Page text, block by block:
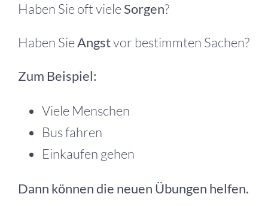
Haben Sie oft vieleSorgen?
Haben SieAngstvor bestimmten Sachen?
Zum Beispiel:
Viele Menschen
Bus fahren
Einkaufen gehen
Dann können die neuen Übungen helfen.